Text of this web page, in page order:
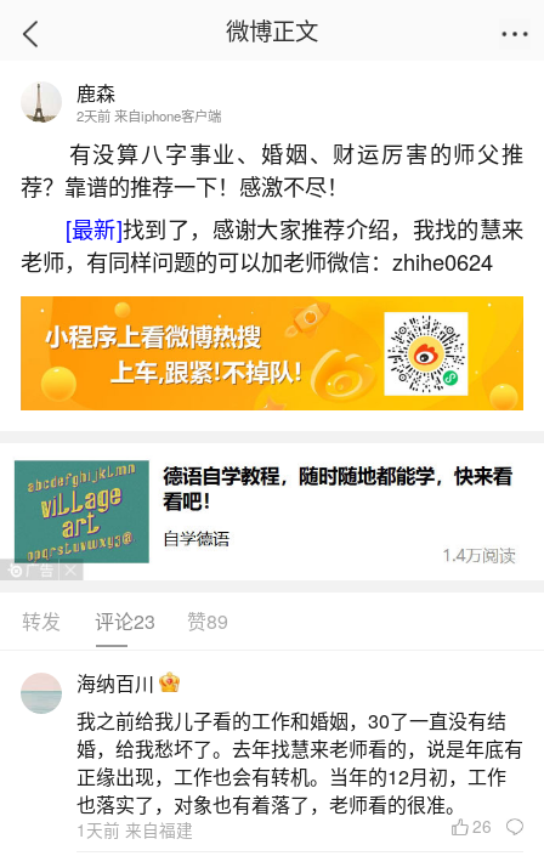
首页
1988年分月出生属龙运势
2026-07-08 14:23:15 23 1 赞
生活中像1988年分月出生属龙运势都是很常见
的问题，但是小问题不注意可能会引起大麻烦，下
面就这个问题给大家做一些解读：
一、1988龙每月运势详细分析
1988年属龙人2026年每月运势呈现稳中有进、
微博正文
鹿森
2天前 来自iphone客户端
有没算八字事业、婚姻、财运厉害的师父推
荐？靠谱的推荐一下！感激不尽！
[最新]找到了，感谢大家推荐介绍，我找的慧来
老师，有同样问题的可以加老师微信：zhihe0624
转发 评论23 赞89
海纳百川
我之前给我儿子看的工作和婚姻，30了一直没有结
婚，给我愁坏了。去年找慧来老师看的，说是年底有
正缘出现，工作也会有转机。当年的12月初，工作
也落实了，对象也有着落了，老师看的很准。
1天前 来自福建 26